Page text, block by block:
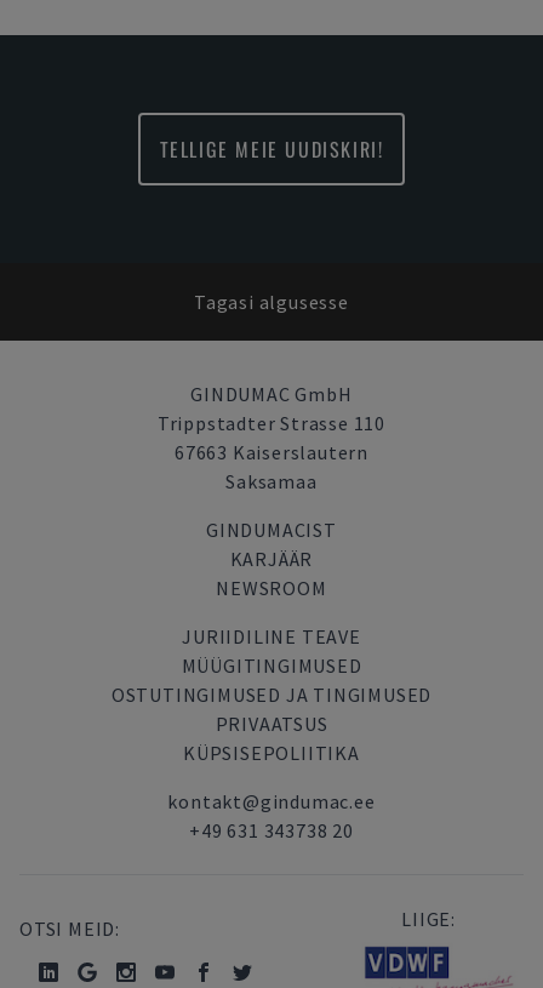
TELLIGE MEIE UUDISKIRI!
Tagasi algusesse
GINDUMAC GmbH
Trippstadter Strasse 110
67663 Kaiserslautern
Saksamaa
GINDUMACIST
KARJÄÄR
NEWSROOM
JURIIDILINE TEAVE
MÜÜGITINGIMUSED
OSTUTINGIMUSED JA TINGIMUSED
PRIVAATSUS
KÜPSISEPOLIITIKA
kontakt@gindumac.ee
+49 631 343738 20
OTSI MEID: LIIGE: